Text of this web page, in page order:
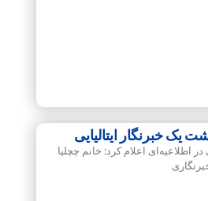
یک خبرنگار ایتالیایی
اطلاعیه‌ای اعلام کرد: خانم چچلیا